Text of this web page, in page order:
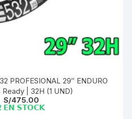
PROFESIONAL 29″ ENDURO
| 32H (1 UND)
S/475.00
𝗘𝗡 𝗦𝗧𝗢𝗖𝗞